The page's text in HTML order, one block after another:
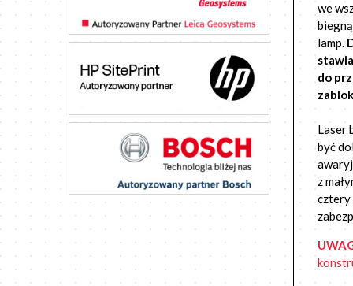
we
lamp.
do
Laser
być
z
cztery